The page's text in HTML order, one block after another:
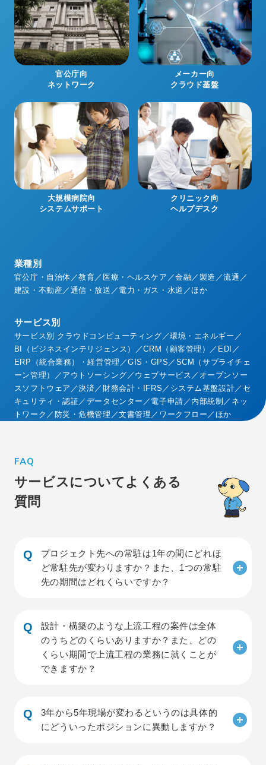
官公庁向
ネットワーク
メーカー向
クラウド基盤
大規模病院向
システムサポート
クリニック向
ヘルプデスク
業種別
官公庁・自治体／教育／医療・ヘルスケア／金融／製造／流通／
建設・不動産／通信・放送／電力・ガス・水道／ほか
サービス別
サービス別 クラウドコンピューティング／環境・エネルギー／
BI（ビジネスインテリジェンス）／CRM（顧客管理）／EDI／
ERP（統合業務）・経営管理／GIS・GPS／SCM（サプライチェ
ーン管理）／アウトソーシング／ウェブサービス／オープンソー
スソフトウェア／決済／財務会計・IFRS／システム基盤設計／セ
キュリティ・認証／データセンター／電子申請／内部統制／ネッ
トワーク／防災・危機管理／文書管理／ワークフロー／ほか
FAQ
サービスについてよくある
質問
プロジェクト先への常駐は1年の間にどれほ
ど常駐先が変わりますか？また、1つの常駐
先の期間はどれくらいですか？
設計・構築のような上流工程の案件は全体
のうちどのくらいありますか？また、どの
くらい期間で上流工程の業務に就くことが
できますか？
3年から5年現場が変わるというのは具体的
にどういったポジションに異動しますか？